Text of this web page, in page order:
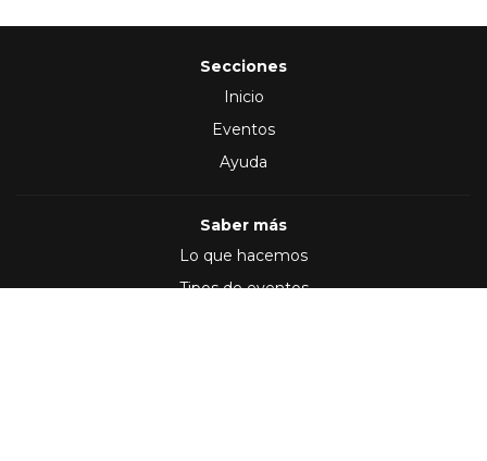
Secciones
Inicio
Eventos
Ayuda
Saber más
Lo que hacemos
Tipos de eventos